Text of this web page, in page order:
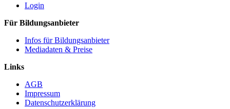
Login
Für Bildungsanbieter
Infos für Bildungsanbieter
Mediadaten & Preise
Links
AGB
Impressum
Datenschutzerklärung